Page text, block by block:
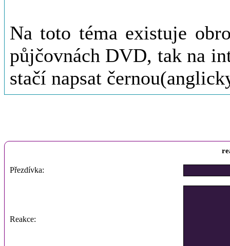
Na toto téma existuje
půjčovnách DVD, tak na
stačí napsat
Přezdívka:
Reakce: